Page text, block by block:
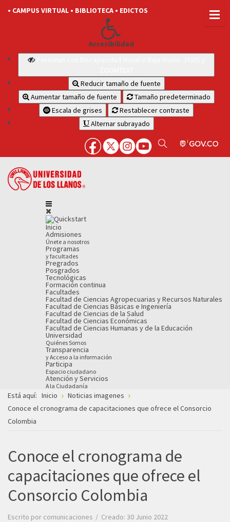
• CAMPUS VIRTUAL • BIBLIOTECA • EDICTOS
Accesibilidad
Reducir tamaño de fuente
Aumentar tamaño de fuente
Tamaño predeterminado
Escala de grises
Restablecer contraste
Alternar subrayado
Inicio
Admisiones
Únete a nosotros
Programas
y facultades
Pregrados
Posgrados
Tecnológicas
Formación continua
Facultades
Facultad de Ciencias Agropecuarias y Recursos Naturales
Facultad de Ciencias Básicas e Ingeniería
Facultad de Ciencias de la Salud
Facultad de Ciencias Económicas
Facultad de Ciencias Humanas y de la Educación
Universidad
Quiénes Somos
Transparencia
y Acceso a la información
Participa
Espacio ciudadano
Atención y Servicios
A la Ciudadanía
Está aquí: Inicio
Noticias imagenes
Conoce el cronograma de capacitaciones que ofrece el Consorcio
Colombia
Conoce el cronograma de
capacitaciones que ofrece el
Consorcio Colombia
Escrito por comunicaciones Creado: 30 Junio 2022